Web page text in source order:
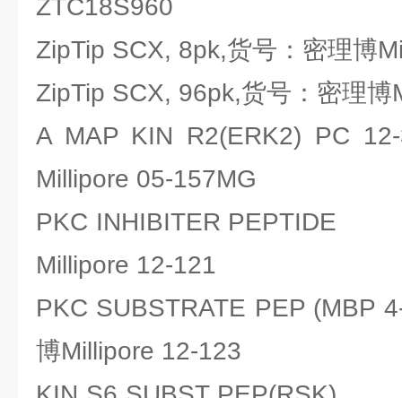
ZTC18S960
ZipTip SCX, 8pk,货号：密理博
ZipTip SCX, 96pk,货号：密理
A MAP KIN R2(ERK2) PC
Millipore 05-157MG
PKC INHIBITER PEPTIDE
Millipore 12-121
PKC SUBSTRATE PEP (MBP
博Millipore 12-123